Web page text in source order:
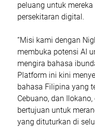
peluang untuk
persekitaran digital.
“Misi kami dengan
membuka potensi AI
mengira bahasa
Platform ini kini
bahasa Filipina yang
Cebuano, dan
bertujuan untuk
yang dituturkan di